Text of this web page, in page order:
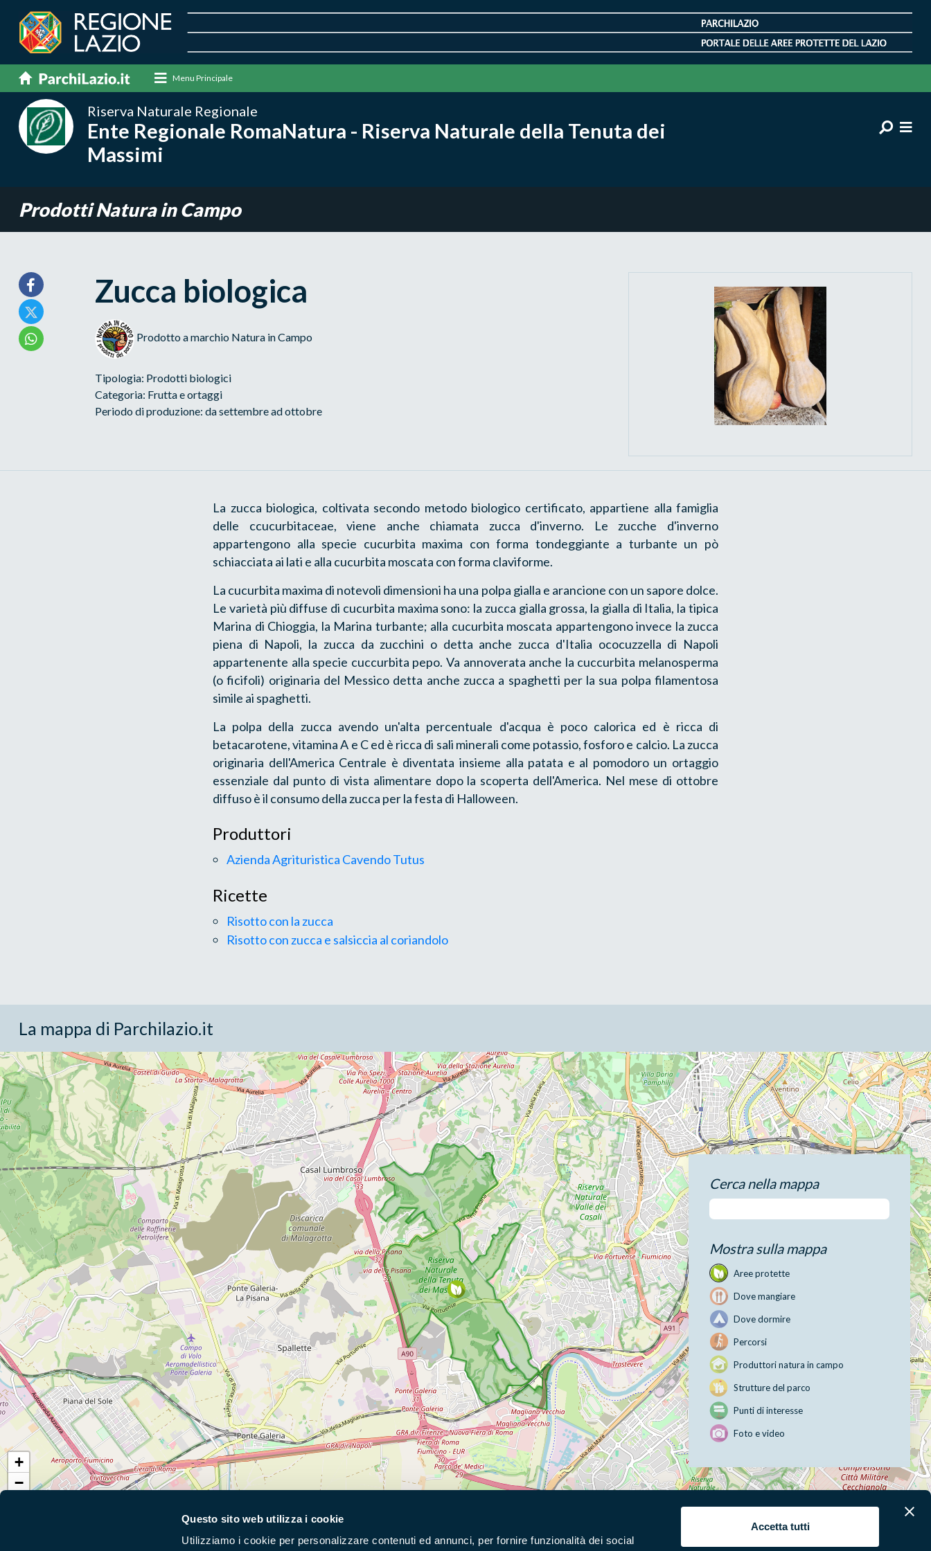
Questo sito web utilizza i cookie
Utilizziamo i cookie per personalizzare contenuti ed annunci, per fornire funzionalità dei social
Accetta tutti
Menu Principale
Riserva Naturale Regionale
Ente Regionale RomaNatura - Riserva Naturale della Tenuta dei
Massimi
Prodotti Natura in Campo
Zucca biologica
Prodotto a marchio Natura in Campo
Tipologia: Prodotti biologici
Categoria: Frutta e ortaggi
Periodo di produzione: da settembre ad ottobre
La zucca biologica, coltivata secondo metodo biologico certificato, appartiene alla famiglia
delle ccucurbitaceae, viene anche chiamata zucca d'inverno. Le zucche d'inverno
appartengono alla specie cucurbita maxima con forma tondeggiante a turbante un pò
schiacciata ai lati e alla cucurbita moscata con forma claviforme.
La cucurbita maxima di notevoli dimensioni ha una polpa gialla e arancione con un sapore dolce.
Le varietà più diffuse di cucurbita maxima sono: la zucca gialla grossa, la gialla di Italia, la tipica
Marina di Chioggia, la Marina turbante; alla cucurbita moscata appartengono invece la zucca
piena di Napoli, la zucca da zucchini o detta anche zucca d'Italia ococuzzella di Napoli
appartenente alla specie cuccurbita pepo. Va annoverata anche la cuccurbita melanosperma
(o ficifoli) originaria del Messico detta anche zucca a spaghetti per la sua polpa filamentosa
simile ai spaghetti.
La polpa della zucca avendo un'alta percentuale d'acqua è poco calorica ed è ricca di
betacarotene, vitamina A e C ed è ricca di sali minerali come potassio, fosforo e calcio. La zucca
originaria dell'America Centrale è diventata insieme alla patata e al pomodoro un ortaggio
essenziale dal punto di vista alimentare dopo la scoperta dell'America. Nel mese di ottobre
diffuso è il consumo della zucca per la festa di Halloween.
Produttori
Azienda Agrituristica Cavendo Tutus
Ricette
Risotto con la zucca
Risotto con zucca e salsiccia al coriandolo
La mappa di Parchilazio.it
+
−
Cerca nella mappa
Mostra sulla mappa
Aree protette
Dove mangiare
Dove dormire
Percorsi
Produttori natura in campo
Strutture del parco
Punti di interesse
Foto e video